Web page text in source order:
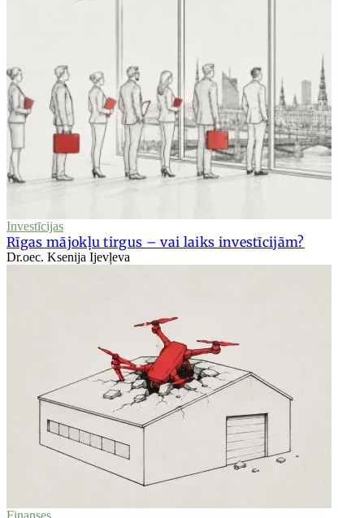
Investīcijas
Rīgas mājokļu tirgus – vai laiks investīcijām?
Dr.oec. Ksenija Ijevļeva
Finanses